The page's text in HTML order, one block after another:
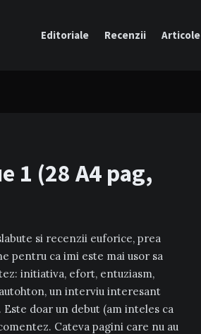
Editoriale Recenzii Articole
1 (28 A4 pag,
si recenzii euforice, prea
pentru ca imi este mai usor sa
initiativa, efort, entuziasm,
un interviu interesant
doar un debut (am inteles ca
Cateva pagini care nu au